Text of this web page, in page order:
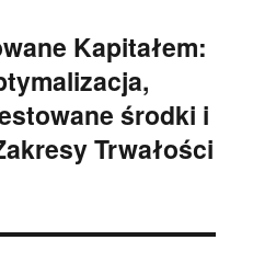
Kapitałem:
środki i
Trwałości